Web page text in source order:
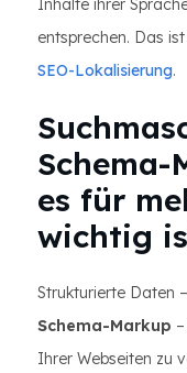
Inhalte ihrer
entsprechen. Das
SEO-Lokalisierung.
Schema-
es für
wichtig
Strukturierte Daten
Schema-Markup
Ihrer Webseiten zu